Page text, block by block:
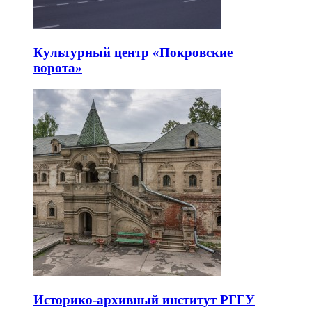
Культурный центр «Покровские
ворота»
Историко-архивный институт РГГУ